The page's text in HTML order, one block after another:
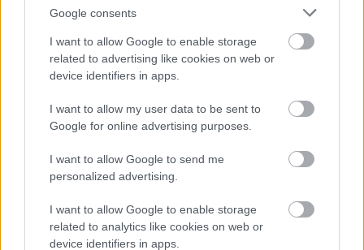
Google consents
I want to allow Google to enable storage
related to advertising like cookies on web or
device identifiers in apps.
I want to allow my user data to be sent to
Google for online advertising purposes.
I want to allow Google to send me
personalized advertising.
I want to allow Google to enable storage
related to analytics like cookies on web or
device identifiers in apps.
Los más comprados y vendidos de enero en Comunio
1. febrero 2023 Por Jesus Gallo |
Un jugador del Betis lidera la lista de futbolistas más comprados del mes
de enero en Comunio. Cuatro jugadores que dejaron LaLiga en el
mercado de invierno, los más vendidos.